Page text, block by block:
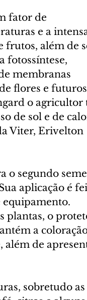
fator de
e a
frutos, além de
fotossíntese,
membranas
flores e
o agricultor
de sol e de
Viter, Erivelton
o segundo
aplicação é
plantas, o
a
além de
sobretudo as